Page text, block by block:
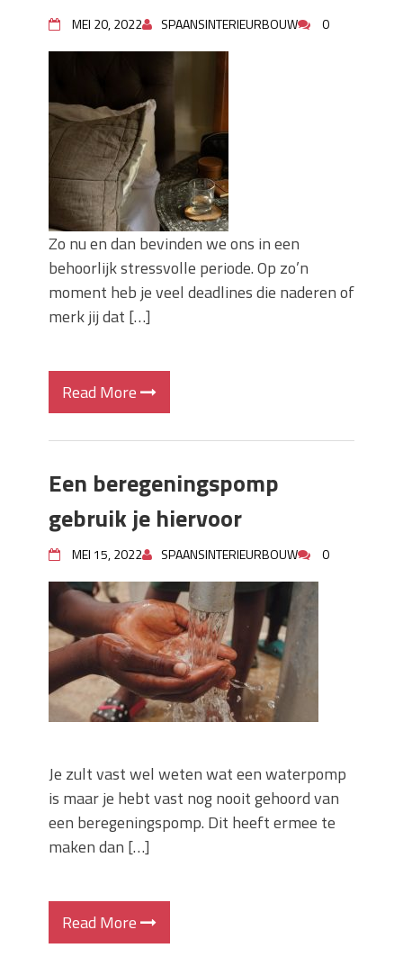
MEI 20, 2022 SPAANSINTERIEURBOUW 0
Zo nu en dan bevinden we ons in een
behoorlijk stressvolle periode. Op zo’n
moment heb je veel deadlines die naderen of
merk jij dat […]
Read More
Een beregeningspomp
gebruik je hiervoor
MEI 15, 2022 SPAANSINTERIEURBOUW 0
Je zult vast wel weten wat een waterpomp
is maar je hebt vast nog nooit gehoord van
een beregeningspomp. Dit heeft ermee te
maken dan […]
Read More